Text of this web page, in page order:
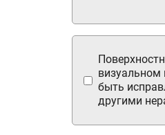
визуальном
быть
другими